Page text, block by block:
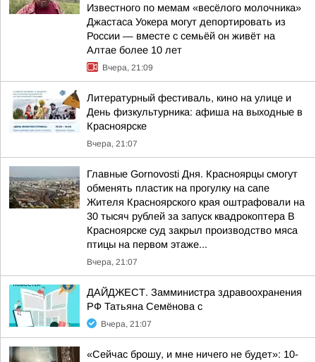
Известного по мемам «весёлого молочника»
Джастаса Уокера могут депортировать из
России — вместе с семьёй он живёт на
Алтае более 10 лет
Вчера, 21:09
Литературный фестиваль, кино на улице и
День физкультурника: афиша на выходные в
Красноярске
Вчера, 21:07
Главные Gornovosti Дня. Красноярцы смогут
обменять пластик на прогулку на сапе
Жителя Красноярского края оштрафовали на
30 тысяч рублей за запуск квадрокоптера В
Красноярске суд закрыл производство мяса
птицы на первом этаже...
Вчера, 21:07
ДАЙДЖЕСТ. Замминистра здравоохранения
РФ Татьяна Семёнова с
Вчера, 21:07
«Сейчас брошу, и мне ничего не будет»: 10-